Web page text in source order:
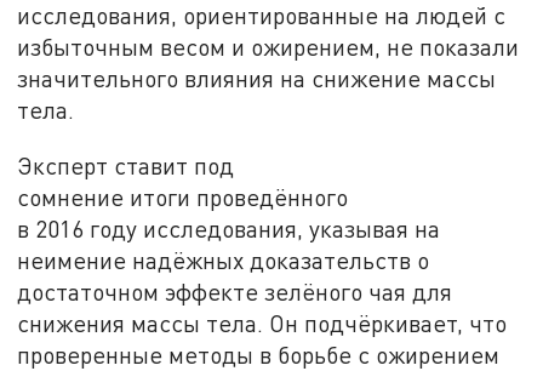
исследования, ориентированные на людей с
избыточным весом и ожирением, не показали
значительного влияния на снижение массы
тела.
Эксперт ставит под
сомнение итоги проведённого
в 2016 году исследования, указывая на
неимение надёжных доказательств о
достаточном эффекте зелёного чая для
снижения массы тела. Он подчёркивает, что
проверенные методы в борьбе с ожирением